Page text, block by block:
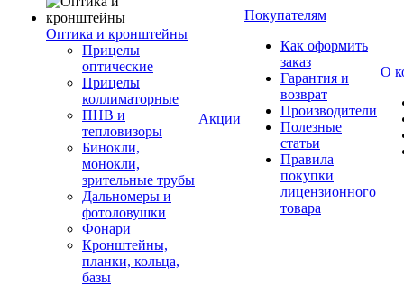
Оптика и кронштейны
Прицелы
оптические
Прицелы
коллиматорные
ПНВ и
тепловизоры
Бинокли,
монокли,
зрительные трубы
Дальномеры и
фотоловушки
Фонари
Кронштейны,
планки, кольца,
базы
Акции
Покупателям
Как оформить
заказ
Гарантия и
возврат
Производители
Полезные
статьи
Правила
покупки
лицензионного
товара
О